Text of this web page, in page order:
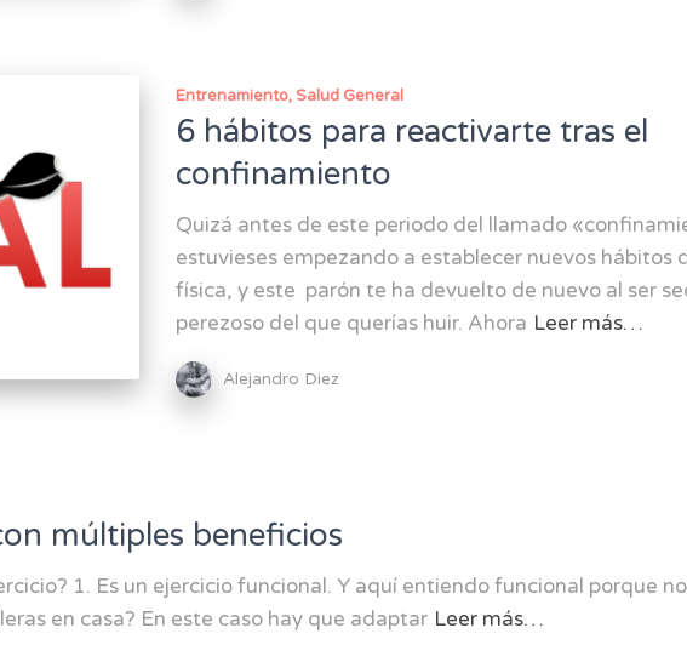
Entrenamiento Salud General
6 hábitos para reactivarte tras el
confinamiento
Quizá antes de este periodo del llamado
estuvieses empezando a establecer nuevos hábitos
física, y este parón te ha devuelto de nuevo al ser
perezoso del que querías huir. Ahora Leer más…
Alejandro Diez
múltiples beneficios
1. Es un ejercicio funcional. Y aquí entiendo funcional porque
en casa? En este caso hay que adaptar Leer más…